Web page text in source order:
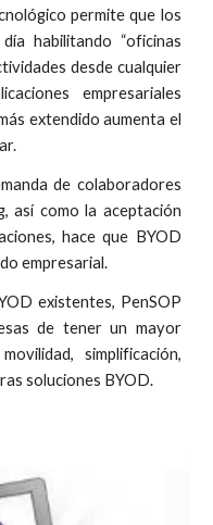
permite que los
habilitando “oficinas
desde cualquier
empresariales
extendido aumenta el
de colaboradores
así como la aceptación
hace que BYOD
empresarial.
existentes, PenSOP
de tener un mayor
simplificación,
soluciones BYOD.